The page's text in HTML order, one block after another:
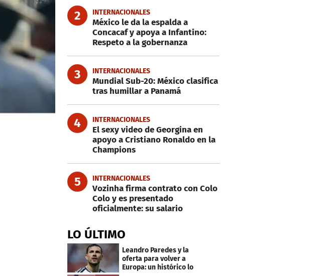
2 INTERNACIONALES
México le da la espalda a
Concacaf y apoya a Infantino:
Respeto a la gobernanza
3 INTERNACIONALES
Mundial Sub-20: México clasifica
tras humillar a Panamá
4 INTERNACIONALES
El sexy video de Georgina en
apoyo a Cristiano Ronaldo en la
Champions
5 INTERNACIONALES
Vozinha firma contrato con Colo
Colo y es presentado
oficialmente: su salario
LO ÚLTIMO
Leandro Paredes y la
oferta para volver a
Europa: un histórico lo